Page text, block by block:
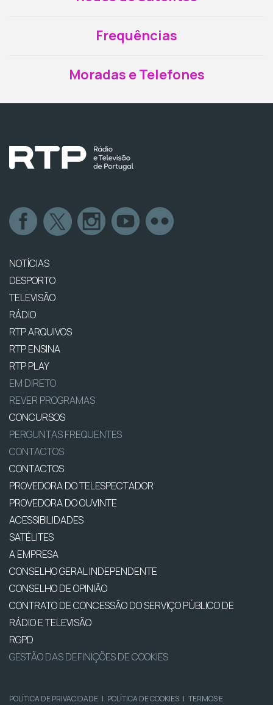
Frequências
Moradas e Telefones
NOTÍCIAS
DESPORTO
TELEVISÃO
RÁDIO
RTP ARQUIVOS
RTP ENSINA
RTP PLAY
EM DIRETO
REVER PROGRAMAS
CONCURSOS
PERGUNTAS FREQUENTES
CONTACTOS
CONTACTOS
PROVEDORA DO TELESPECTADOR
PROVEDORA DO OUVINTE
ACESSIBILIDADES
SATÉLITES
A EMPRESA
CONSELHO GERAL INDEPENDENTE
CONSELHO DE OPINIÃO
CONTRATO DE CONCESSÃO DO SERVIÇO PÚBLICO DE
RÁDIO E TELEVISÃO
RGPD
GESTÃO DAS DEFINIÇÕES DE COOKIES
POLÍTICA DE PRIVACIDADE | POLÍTICA DE COOKIES | TERMOS E